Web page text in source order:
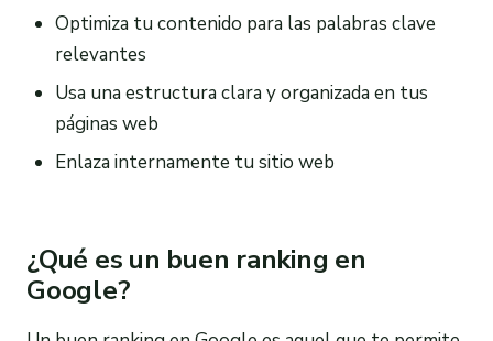
Optimiza tu contenido para las palabras clave
relevantes
Usa una estructura clara y organizada en tus
páginas web
Enlaza internamente tu sitio web
¿Qué es un buen ranking en
Google?